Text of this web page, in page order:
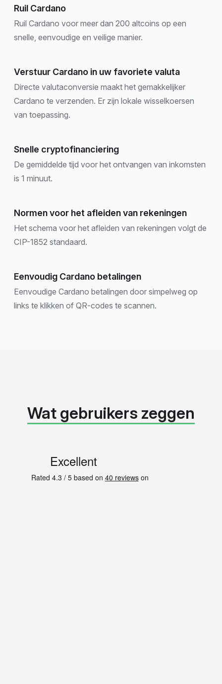
Ruil Cardano
Ruil Cardano voor meer dan 200 altcoins op een
snelle, eenvoudige en veilige manier.
Verstuur Cardano in uw favoriete valuta
Directe valutaconversie maakt het gemakkelijker
Cardano te verzenden. Er zijn lokale wisselkoersen
van toepassing.
Snelle cryptofinanciering
De gemiddelde tijd voor het ontvangen van inkomsten
is 1 minuut.
Normen voor het afleiden van rekeningen
Het schema voor het afleiden van rekeningen volgt de
CIP-1852 standaard.
Eenvoudig Cardano betalingen
Eenvoudige Cardano betalingen door simpelweg op
links te klikken of QR-codes te scannen.
Wat gebruikers zeggen